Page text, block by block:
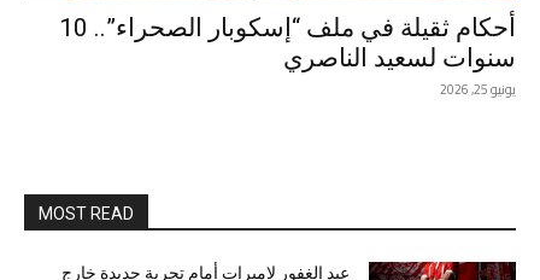
أحكام ثقيلة في ملف “إسكوبار الصحراء”.. 10
سنوات لسعيد الناصري
يونيو 25, 2026
MOST READ
عبد الغفور لاميرات أمام تجربة جديدة خارج